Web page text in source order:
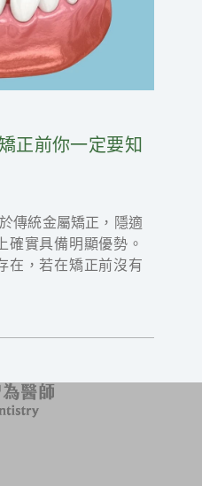
正前你一定要知
傳統金屬矯正，隱適
確實具備明顯優勢。
在，若在矯正前沒有